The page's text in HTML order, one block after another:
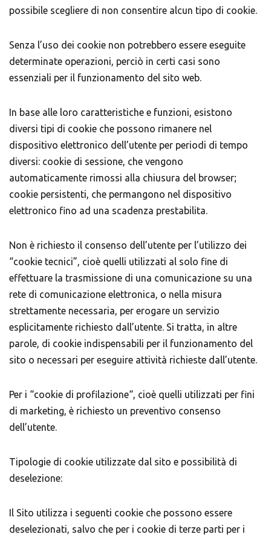
possibile scegliere di non consentire alcun tipo di cookie.
Senza l’uso dei cookie non potrebbero essere eseguite
determinate operazioni, perciò in certi casi sono
essenziali per il funzionamento del sito web.
In base alle loro caratteristiche e funzioni, esistono
diversi tipi di cookie che possono rimanere nel
dispositivo elettronico dell’utente per periodi di tempo
diversi: cookie di sessione, che vengono
automaticamente rimossi alla chiusura del browser;
cookie persistenti, che permangono nel dispositivo
elettronico fino ad una scadenza prestabilita.
Non è richiesto il consenso dell’utente per l’utilizzo dei
“cookie tecnici”, cioè quelli utilizzati al solo fine di
effettuare la trasmissione di una comunicazione su una
rete di comunicazione elettronica, o nella misura
strettamente necessaria, per erogare un servizio
esplicitamente richiesto dall’utente. Si tratta, in altre
parole, di cookie indispensabili per il funzionamento del
sito o necessari per eseguire attività richieste dall’utente.
Per i “cookie di profilazione“, cioè quelli utilizzati per fini
di marketing, è richiesto un preventivo consenso
dell’utente.
Tipologie di cookie utilizzate dal sito e possibilità di
deselezione:
Il Sito utilizza i seguenti cookie che possono essere
deselezionati, salvo che per i cookie di terze parti per i